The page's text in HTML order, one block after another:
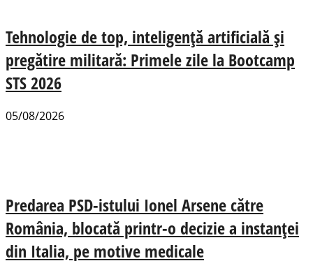
Tehnologie de top, inteligență artificială și
pregătire militară: Primele zile la Bootcamp
STS 2026
05/08/2026
Predarea PSD-istului Ionel Arsene către
România, blocată printr-o decizie a instanței
din Italia, pe motive medicale